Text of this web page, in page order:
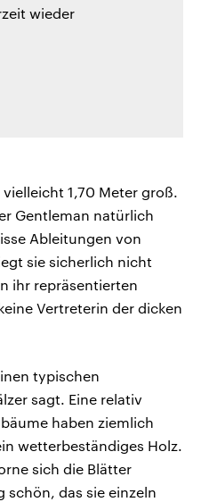
wieder
1,70 Meter groß.
Gentleman natürlich
Ableitungen von
sie sicherlich nicht
ihr repräsentierten
Vertreterin der dicken
typischen
sagt. Eine relativ
haben ziemlich
wetterbeständiges Holz.
sich die Blätter
das sie einzeln